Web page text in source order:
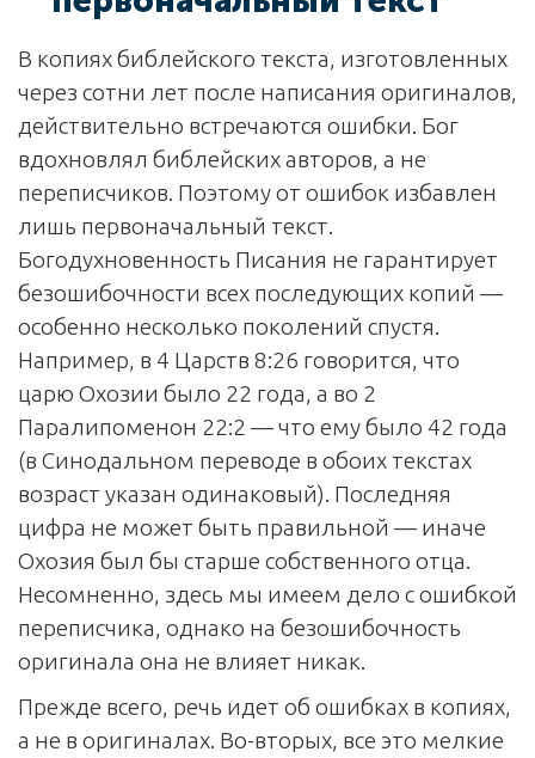
В копиях библейского текста, изготовленных
через сотни лет после написания оригиналов,
действительно встречаются ошибки. Бог
вдохновлял библейских авторов, а не
переписчиков. Поэтому от ошибок избавлен
лишь первоначальный текст.
Богодухновенность Писания не гарантирует
безошибочности всех последующих копий —
особенно несколько поколений спустя.
Например, в 4 Царств 8:26 говорится, что
царю Охозии было 22 года, а во 2
Паралипоменон 22:2 — что ему было 42 года
(в Синодальном переводе в обоих текстах
возраст указан одинаковый). Последняя
цифра не может быть правильной — иначе
Охозия был бы старше собственного отца.
Несомненно, здесь мы имеем дело с ошибкой
переписчика, однако на безошибочность
оригинала она не влияет никак.
Прежде всего, речь идет об ошибках в копиях,
а не в оригиналах. Во-вторых, все это мелкие